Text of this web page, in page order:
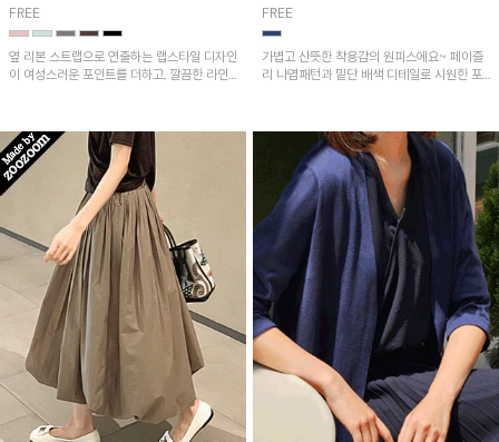
FREE
옆 리본 스트랩으로 연출하는 랩스타일 디자인
이 여성스러운 포인트를 더하고, 깔끔한 라인
할 수 있어요~
FREE
가볍고 산뜻한 착용감의 원피스에요~ 페이즐
리 나염패턴과 밑단 배색 디테일로 시원한 포